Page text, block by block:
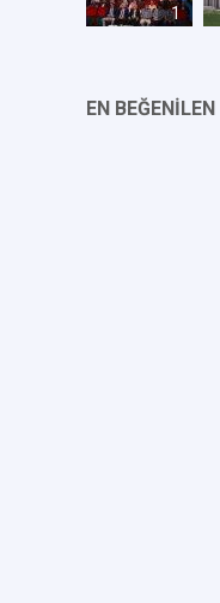
1
EN BEĞENİLEN